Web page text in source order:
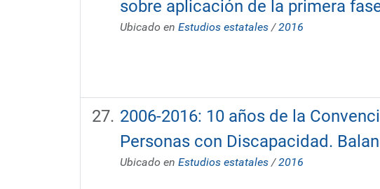
sobre aplicación de la primera
Ubicado en Estudios estatales /2016
2006-2016: 10 años de la
Personas con Discapacidad.
Ubicado en Estudios estatales /2016